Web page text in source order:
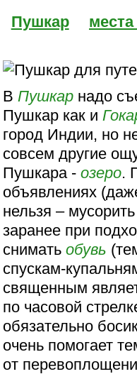
Пушкар
В Пушкар надо
Пушкар как и
город Индии, но
совсем другие
Пушкара -озеро.
объявлениях
нельзя –
заранее при
сниматьобувь
спускам-
священным
по часовой
обязательно
очень помогает
от